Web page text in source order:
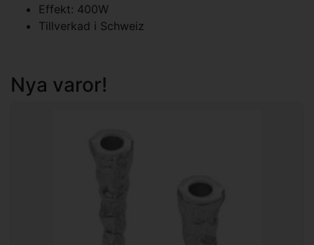
Effekt: 400W
Tillverkad i Schweiz
Nya varor!